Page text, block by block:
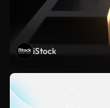
iStock